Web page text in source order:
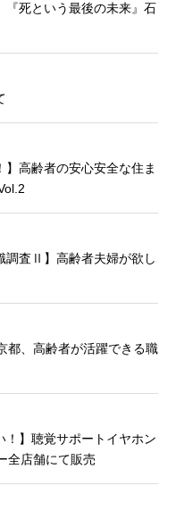
『死という最後の未来』石
】高齢者の安心安全な住ま
調査Ⅱ】高齢者夫婦が欲し
都、高齢者が活躍できる職
！】聴覚サポートイヤホン
全店舗にて販売